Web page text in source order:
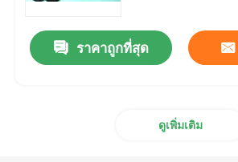
บ้าน ราคาถูกที่สุด
ดูเพิ่มเติม